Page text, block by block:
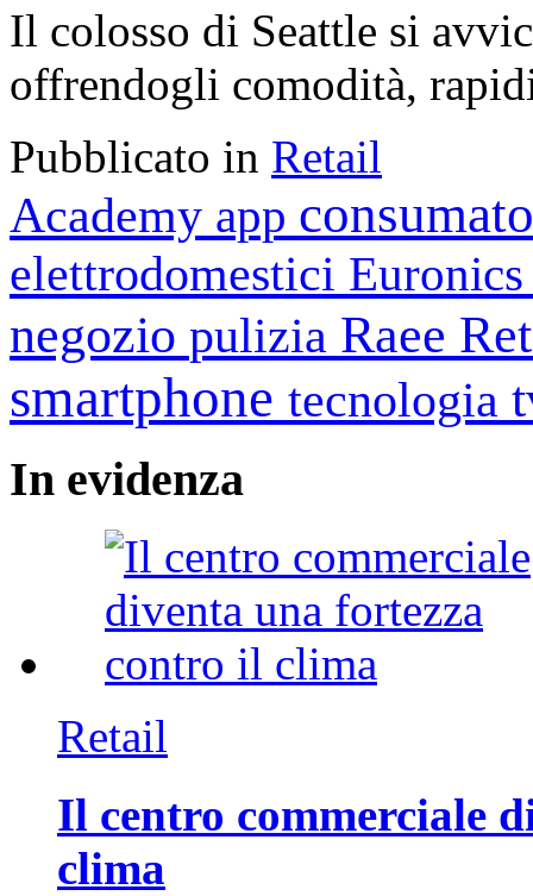
Il colosso di Seattle si
offrendogli comodità,
Pubblicato in Retail
Academy app
elettrodomestici
negozio pulizia Raee
smartphone tecnologia
In evidenza
Retail
Il centro commerciale
clima